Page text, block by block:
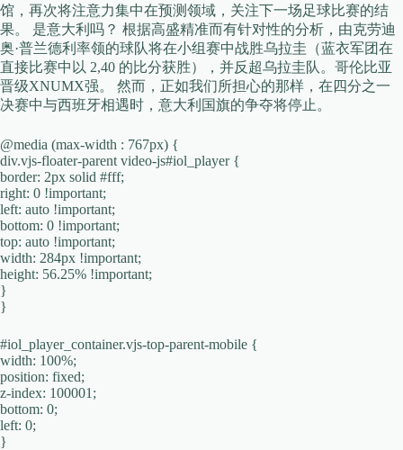
馆，再次将注意力集中在预测领域，关注下一场足球比赛的结
果。 是意大利吗？ 根据高盛精准而有针对性的分析，由克劳迪
奥·普兰德利率领的球队将在小组赛中战胜乌拉圭（蓝衣军团在
直接比赛中以 2,40 的比分获胜），并反超乌拉圭队。哥伦比亚
晋级XNUMX强。 然而，正如我们所担心的那样，在四分之一
决赛中与西班牙相遇​​时，意大利国旗的争夺将停止。
@media (max-width : 767px) {
div.vjs-floater-parent video-js#iol_player {
border: 2px solid #fff;
right: 0 !important;
left: auto !important;
bottom: 0 !important;
top: auto !important;
width: 284px !important;
height: 56.25% !important;
}
}
#iol_player_container.vjs-top-parent-mobile {
width: 100%;
position: fixed;
z-index: 100001;
bottom: 0;
left: 0;
}